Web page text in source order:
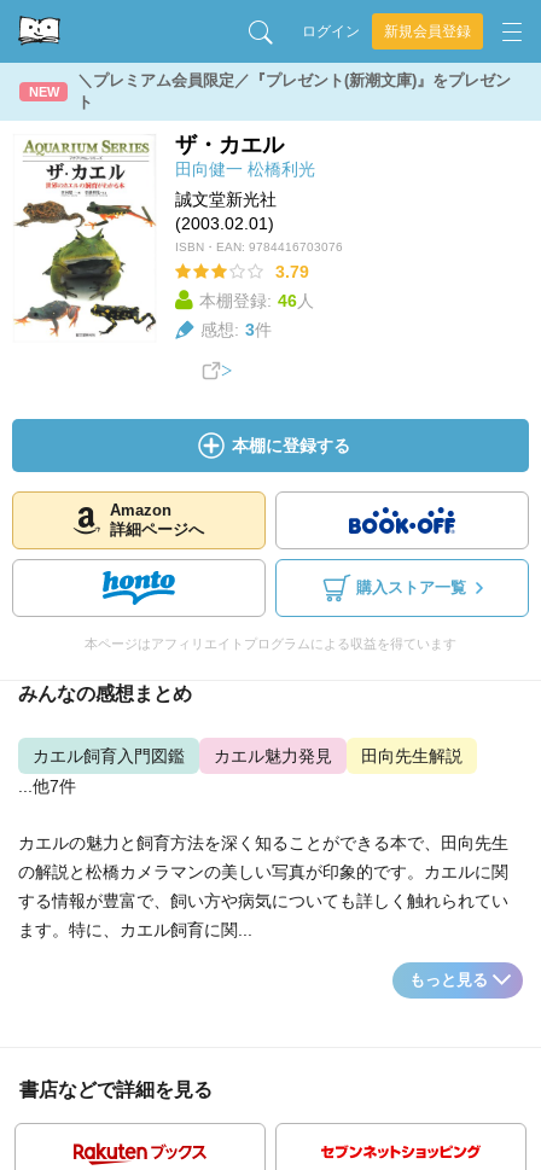
ログイン 新規会員登録
NEW
＼プレミアム会員限定／『プレゼント(新潮文庫)』をプレゼン
ト
ザ・カエル
田向健一 松橋利光
誠文堂新光社
(2003.02.01)
ISBN・EAN: 9784416703076
3.79
本棚登録: 46人
感想: 3件
本棚に登録する
Amazon
詳細ページへ
購入ストア一覧
本ページはアフィリエイトプログラムによる収益を得ています
みんなの感想まとめ
カエル飼育入門図鑑 カエル魅力発見
田向先生解説
...他7件
カエルの魅力と飼育方法を深く知ることができる本で、田向先生
の解説と松橋カメラマンの美しい写真が印象的です。カエルに関
する情報が豊富で、飼い方や病気についても詳しく触れられてい
ます。特に、カエル飼育に関...
もっと見る
書店などで詳細を見る